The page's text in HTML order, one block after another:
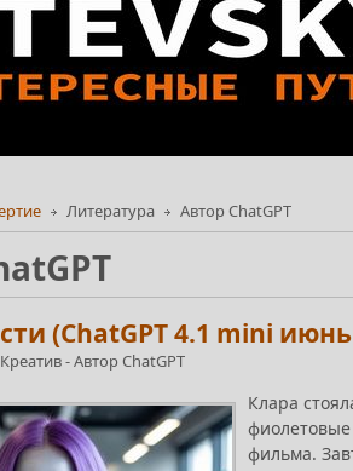
Литература Автор ChatGPT
(ChatGPT 4.1 mini
Креатив-Автор ChatGPT
Клара
фиолетовые
фильма.